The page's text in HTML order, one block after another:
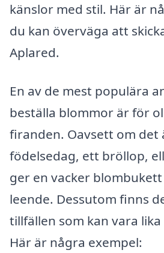
känslor med stil. Här är
du kan överväga att
Aplared.
En av de mest populära
beställa blommor är för
firanden. Oavsett om det
födelsedag, ett bröllop,
ger en vacker
leende. Dessutom finns
tillfällen som kan vara
Här är några exempel: